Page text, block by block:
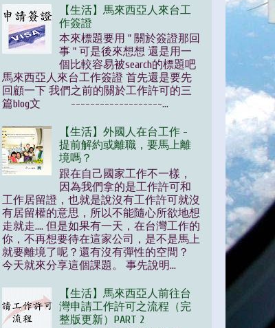
【生活】馬來西亞人來台工
作簽證
本來標題要用 " 關於簽證那回
事 " 可是後來想想 還是用一
個比較容易被search的標題吧
馬來西亞人來台工作簽證 首先還是要先
回顧一下 我們之前的關於工作許可的三
篇blog文 -------------------...
【生活】外國人在台工作 -
提前解約或離職，要馬上離
境嗎？
跟在自己國家工作不一樣，
因為我們拿的是工作許可和
工作居留證，也就是說沒有工作許可就沒
有居留權的意思，所以不能隨心所欲地想
走就走.... 但是如果有一天，在台灣工作的
你，不再想要待在這家公司，是不是馬上
就要離境了呢？還有沒有彈性的空間？
今天就來分享這個課題。 事先說明...
【生活】馬來西亞人前往台
灣申請工作許可之流程（完
整版更新）PART 2